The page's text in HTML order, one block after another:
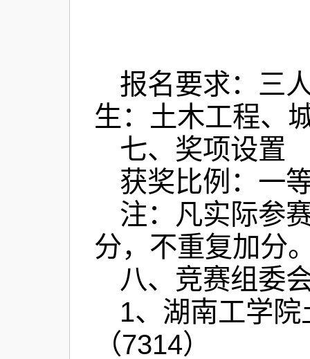
报名要求：三
生：土木工程、
七、奖项设置
获奖比例：一
注：凡实际参
分，不重复加分
八、竞赛组委
1、湖南工学
（7314）